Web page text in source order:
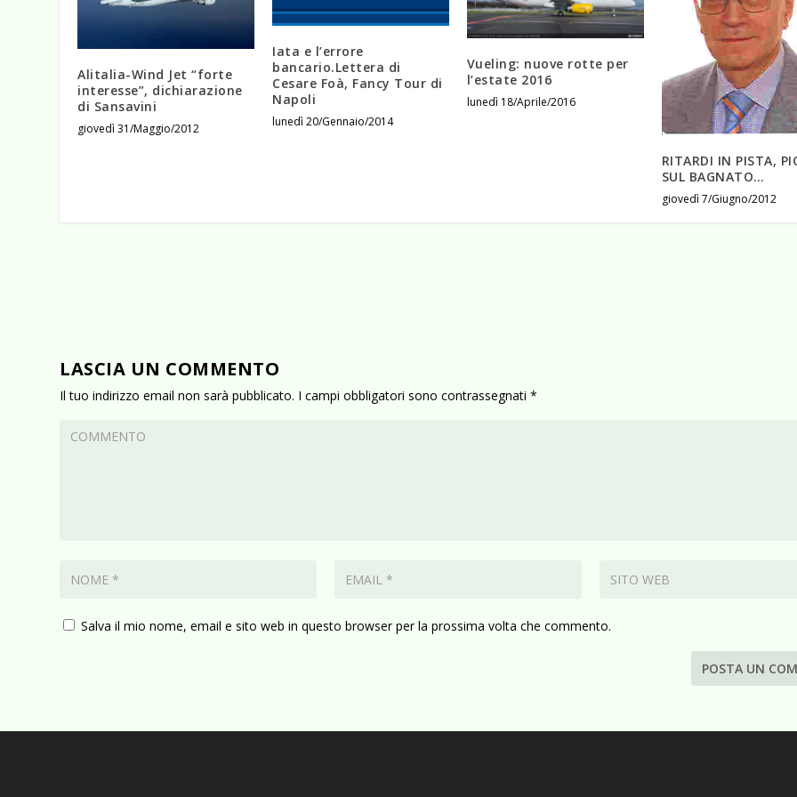
Alitalia-Wind Jet “forte
interesse”, dichiarazione
di Sansavini
giovedì 31/Maggio/2012
Iata e l’errore
bancario.Lettera di
Cesare Foà, Fancy Tour di
Napoli
lunedì 20/Gennaio/2014
Vueling: nuove rotte per
l’estate 2016
lunedì 18/Aprile/2016
RITARDI IN PISTA,
SUL BAGNATO…
giovedì 7/Giugno/2012
LASCIA UN COMMENTO
Il tuo indirizzo email non sarà pubblicato. I campi obbligatori sono contrassegnati*
Salva il mio nome, email e sito web in questo browser per la prossima volta che commento.